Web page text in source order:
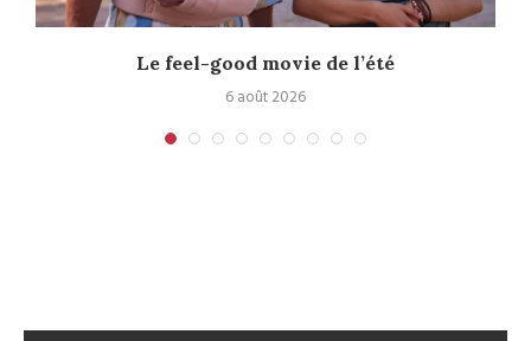
Le feel-good movie de l’été
6 août 2026